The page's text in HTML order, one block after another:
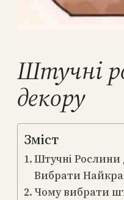
Штучні
декору
Зміст
Штучні
Вибрати
Чому вибрати